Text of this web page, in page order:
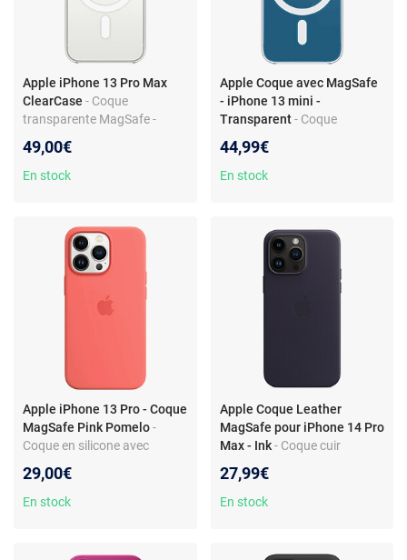
Apple iPhone 13 Pro Max
ClearCase - Coque
transparente MagSafe -
Design Apple original
49,00€
En stock
Apple Coque avec MagSafe
- iPhone 13 mini -
Transparent - Coque
pour iPhone 13 mini -
Protection élégante et
44,99€
En stock
Apple iPhone 13 Pro - Coque
MagSafe Pink Pomelo-
Coque en silicone avec
élégant - Absorption des
chocs
29,00€
En stock
Apple Coque Leather
MagSafe pour iPhone 14 Pro
Max - Ink - Coque cuir
iPhone 14 Pro Max - Élégante
et protectrice
27,99€
En stock